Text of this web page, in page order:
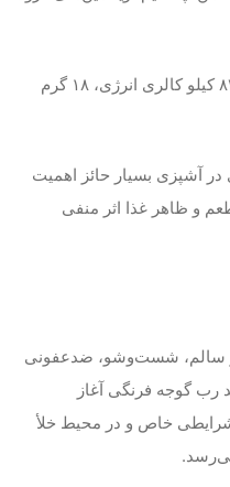
هر ۱۰۰ گرم رب گوجه فرنگی حاوی ۸۳ کیلو کالری انرژی، ۱۸ گرم
بسیار حائز اهمیت
ظاهر غذا اثر منفی
سالم، شست‌وشو، ضدعفونی
گوجه فرنگی آغاز
خاص و در محیط خلأ